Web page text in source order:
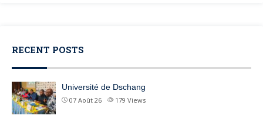
RECENT POSTS
Université de Dschang
07 Août 26 179 Views